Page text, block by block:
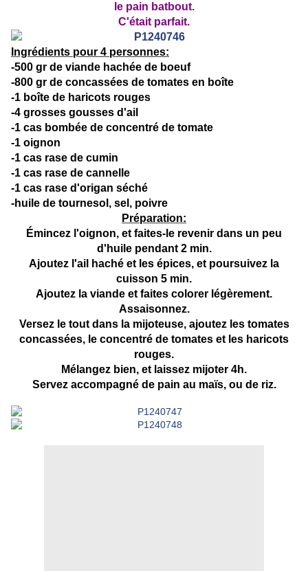
le pain batbout.
C'était parfait.
Ingrédients pour 4 personnes:
-500 gr de viande hachée de boeuf
-800 gr de concassées de tomates en boîte
-1 boîte de haricots rouges
-4 grosses gousses d'ail
-1 cas bombée de concentré de tomate
-1 oignon
-1 cas rase de cumin
-1 cas rase de cannelle
-1 cas rase d'origan séché
-huile de tournesol, sel, poivre
Préparation:
Émincez l'oignon, et faites-le revenir dans un peu
d'huile pendant 2 min.
Ajoutez l'ail haché et les épices, et poursuivez la
cuisson 5 min.
Ajoutez la viande et faites colorer légèrement.
Assaisonnez.
Versez le tout dans la mijoteuse, ajoutez les tomates
concassées, le concentré de tomates et les haricots
rouges.
Mélangez bien, et laissez mijoter 4h.
Servez accompagné de pain au maïs, ou de riz.